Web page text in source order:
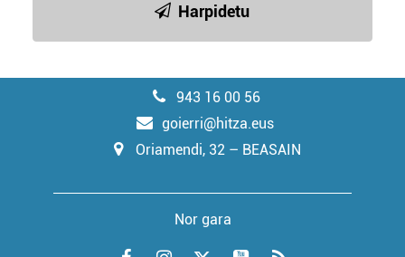
Harpidetu
943 16 00 56
goierri@hitza.eus
Oriamendi, 32 – BEASAIN
Nor gara